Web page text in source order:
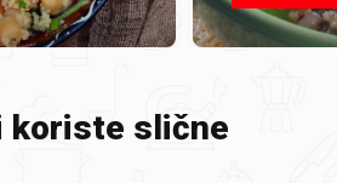
koriste slične